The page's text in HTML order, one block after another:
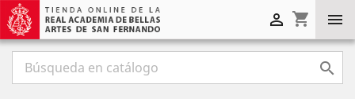

shopping_cart

